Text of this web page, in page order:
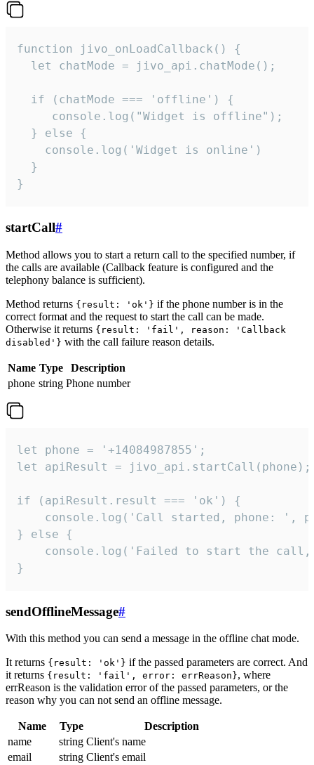
function jivo_onLoadCallback() {
  let chatMode = jivo_api.chatMode();
  if (chatMode === 'offline') {
     console.log("Widget is offline");
  } else {
    console.log('Widget is online')
  }
}
startCall#
Method allows you to start a return call to the specified number, if
the calls are available (Callback feature is configured and the
telephony balance is sufficient).
Method returns {result: 'ok'} if the phone number is in the
correct format and the request to start the call can be made.
Otherwise it returns {result: 'fail', reason: 'Callback
disabled'} with the call failure reason details.
Name Type
Description
phone string Phone number
let phone = '+14084987855';
let apiResult = jivo_api.startCall(phone);
if (apiResult.result === 'ok') {
console.log('Call started, phone: ',
} else {
console.log('Failed to start the
}
sendOfflineMessage#
With this method you can send a message in the offline chat mode.
It returns {result: 'ok'} if the passed parameters are correct. And
it returns {result: 'fail', error: errReason}, where
errReason is the validation error of the passed parameters, or the
reason why you can not send an offline message.
Name Type
Description
name
string Client's name
email
string Client's email